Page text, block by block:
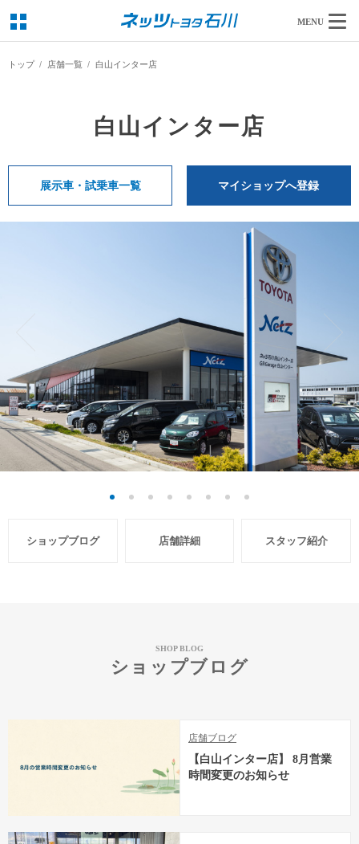
MENU
トップ 店舗一覧 白山インター店
白山インター店
展示車・試乗車一覧 マイショップへ登録
ショップブログ 店舗詳細 スタッフ紹介
SHOP BLOG
ショップブログ
店舗ブログ
【白山インター店】 8月営業
時間変更のお知らせ